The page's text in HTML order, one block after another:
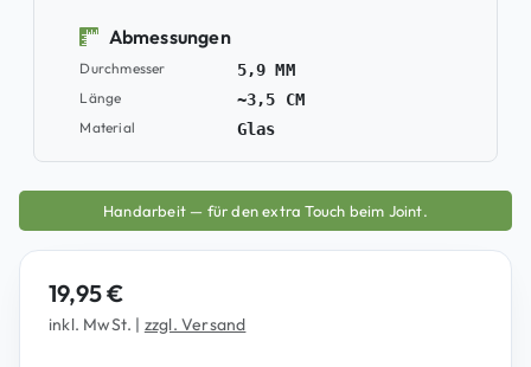
Abmessungen
Durchmesser 5,9 MM
Länge ~3,5 CM
Material Glas
Handarbeit — für den extra Touch beim Joint.
19,95€
inkl. MwSt. | zzgl. Versand